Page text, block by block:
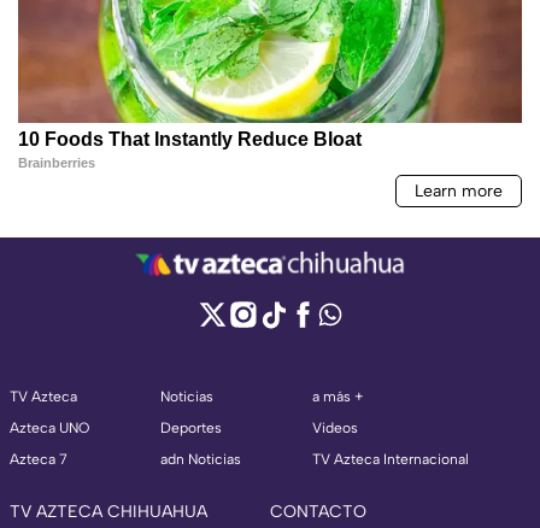
TV Azteca
Azteca UNO
Azteca 7
Noticias
Deportes
adn Noticias
a más +
Videos
TV Azteca Internacional
TV AZTECA CHIHUAHUA CONTACTO